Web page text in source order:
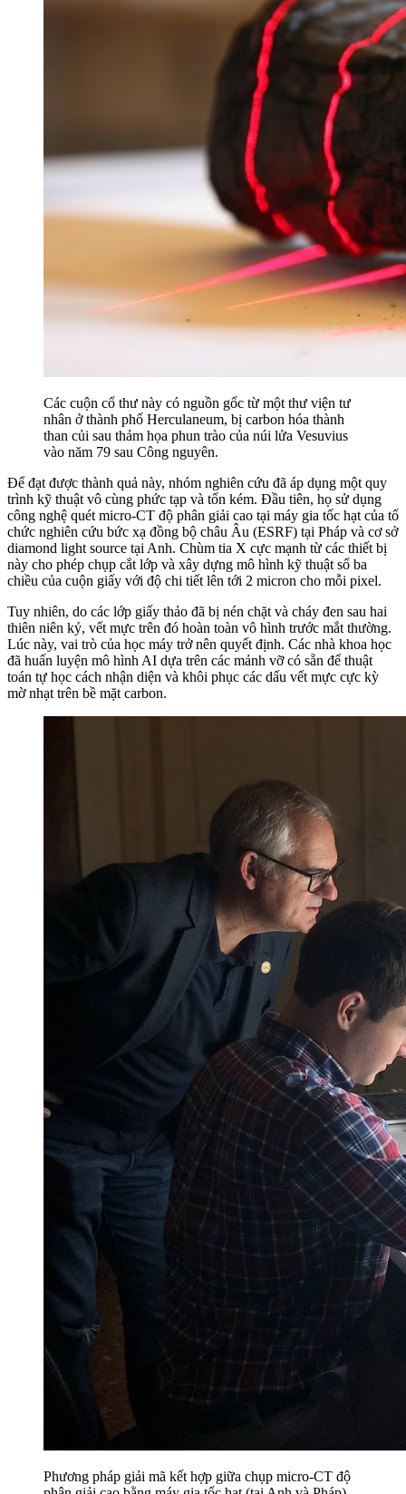
Các cuộn cổ thư này có nguồn gốc từ một thư viện tư
nhân ở thành phố Herculaneum, bị carbon hóa thành
than củi sau thảm họa phun trào của núi lửa Vesuvius
vào năm 79 sau Công nguyên.
Để đạt được thành quả này, nhóm nghiên cứu đã áp dụng một quy
trình kỹ thuật vô cùng phức tạp và tốn kém. Đầu tiên, họ sử dụng
công nghệ quét micro-CT độ phân giải cao tại máy gia tốc hạt của tổ
chức nghiên cứu bức xạ đồng bộ châu Âu (ESRF) tại Pháp và cơ sở
diamond light source tại Anh. Chùm tia X cực mạnh từ các thiết bị
này cho phép chụp cắt lớp và xây dựng mô hình kỹ thuật số ba
chiều của cuộn giấy với độ chi tiết lên tới 2 micron cho mỗi pixel.
Tuy nhiên, do các lớp giấy thảo đã bị nén chặt và cháy đen sau hai
thiên niên kỷ, vết mực trên đó hoàn toàn vô hình trước mắt thường.
Lúc này, vai trò của học máy trở nên quyết định. Các nhà khoa học
đã huấn luyện mô hình AI dựa trên các mảnh vỡ có sẵn để thuật
toán tự học cách nhận diện và khôi phục các dấu vết mực cực kỳ
mờ nhạt trên bề mặt carbon.
Phương pháp giải mã kết hợp giữa chụp micro-CT độ